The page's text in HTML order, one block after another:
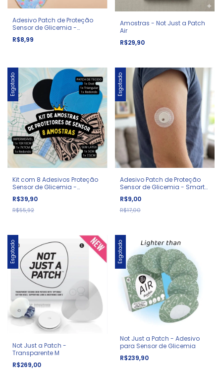
Adesivo Patch de Proteção
Sensor de Glicemia -
Guardian Medtronic
R$8,99
Amostras - Not Just a Patch
Air
R$29,90
Esgotado
Kit com 8 Adesivos Proteção
Sensor de Glicemia -
Amostras
R$39,90
R$55,92
Esgotado
Adesivo Patch de Proteção
Sensor de Glicemia - Smart
2.0
R$9,00
R$17,00
Esgotado
Not Just a Patch -
Transparente M
R$269,00
Esgotado
Not Just a Patch - Adesivo
para Sensor de Glicemia
R$239,90